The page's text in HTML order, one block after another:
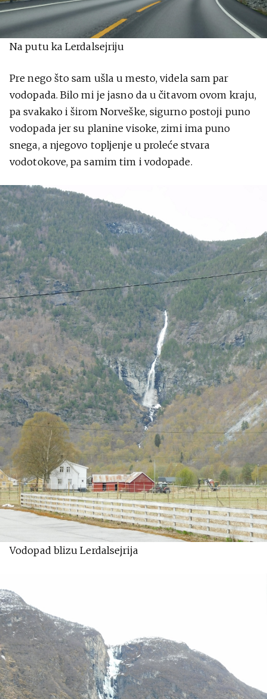
Na putu ka Lerdalsejriju
Pre nego što sam ušla u mesto, videla sam par
vodopada. Bilo mi je jasno da u čitavom ovom kraju,
pa svakako i širom Norveške, sigurno postoji puno
vodopada jer su planine visoke, zimi ima puno
snega, a njegovo topljenje u proleće stvara
vodotokove, pa samim tim i vodopade.
Vodopad blizu Lerdalsejrija